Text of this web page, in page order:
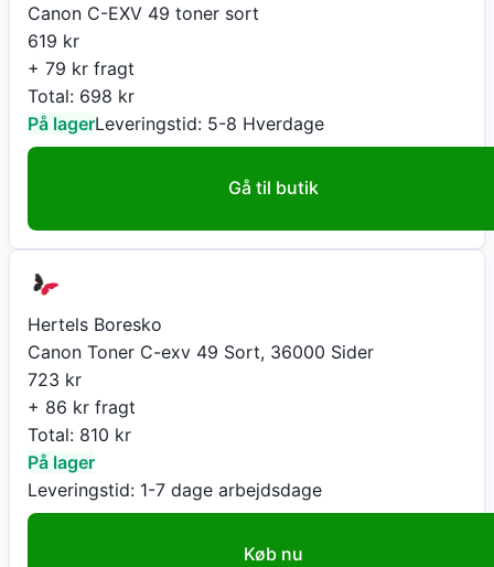
Canon C-EXV 49 toner sort
619 kr
+ 79 kr fragt
Total: 698 kr
På lagerLeveringstid: 5-8 Hverdage
Gå til butik
Hertels Boresko
Canon Toner C-exv 49 Sort, 36000 Sider
723 kr
+ 86 kr fragt
Total: 810 kr
På lager
Leveringstid: 1-7 dage arbejdsdage
Køb nu